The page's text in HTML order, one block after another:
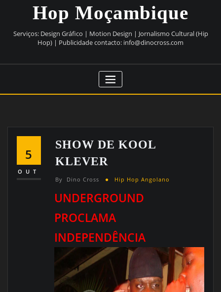
Hop Moçambique
Serviços: Design Gráfico | Motion Design | Jornalismo Cultural (Hip
Hop) | Publicidade contacto: info@dinocross.com
5
OUT
SHOW DE KOOL
KLEVER
By Dino Cross Hip Hop Angolano
UNDERGROUND
PROCLAMA
INDEPENDÊNCIA